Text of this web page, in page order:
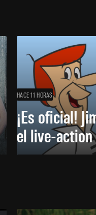
HACE 11 HORAS
¡Es oficial!
el live-action